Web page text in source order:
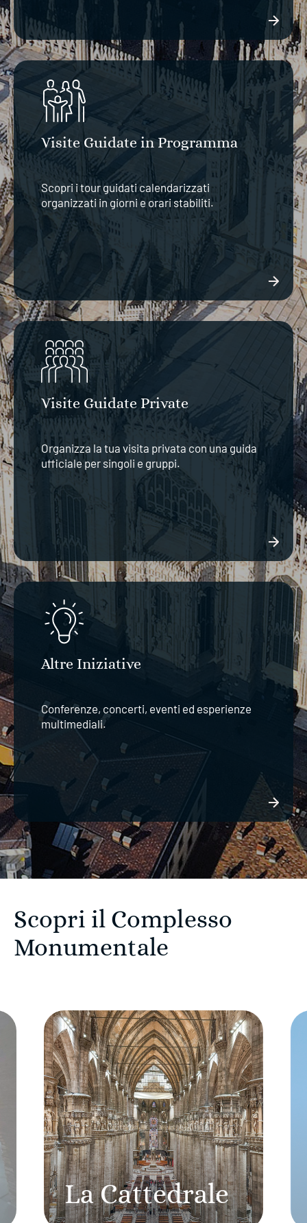
Visite Guidate in Programma
Scopri i tour guidati calendarizzati
organizzati in giorni e orari stabiliti.
Visite Guidate Private
Organizza la tua visita privata con una guida
ufficiale per singoli e gruppi.
Altre Iniziative
Conferenze, concerti, eventi ed esperienze
multimediali.
Scopri il Complesso
Monumentale
La Cattedrale